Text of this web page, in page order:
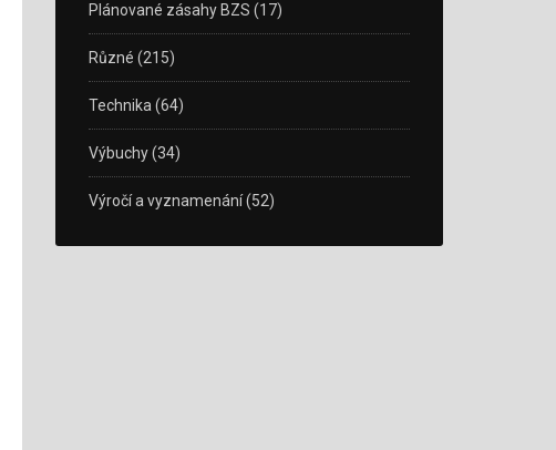
Plánované zásahy BZS (17)
Různé (215)
Technika (64)
Výbuchy(34)
Výročí a vyznamenání(52)